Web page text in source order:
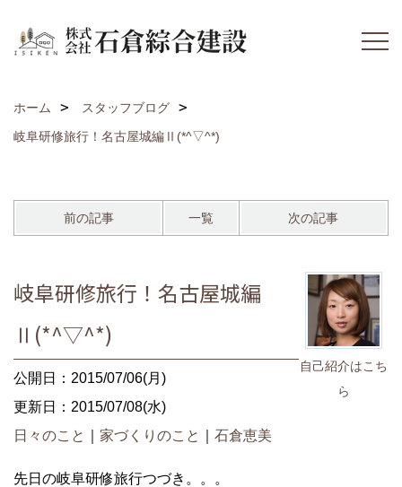
ホーム
スタッフブログ
岐阜研修旅行！名古屋城編Ⅱ(*^▽^*)
前の記事 一覧 次の記事
自己紹介はこち
ら
岐阜研修旅行！名古屋城編
Ⅱ(*^▽^*)
公開日：2015/07/06(月)
更新日：2015/07/08(水)
日々のこと
家づくりのこと 石倉恵美
先日の岐阜研修旅行つづき。。。